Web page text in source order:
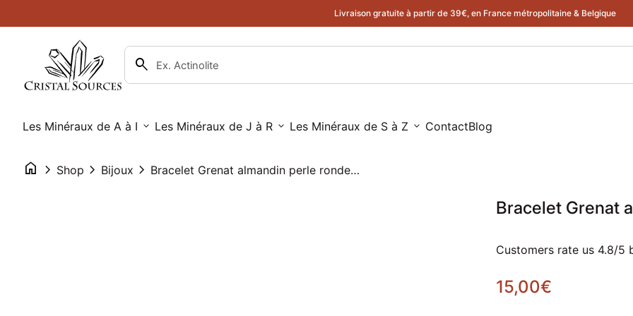
Bracelet Grenat almandin perle ronde 6mm
Prix normal
15,00€
Livraison gratuite à partir de 39€, en France métropolitaine & Belgique
Accueil
CompteVoir mon panier
shopping_cart
Accueil
Recherche"
search
Les Minéraux de A à I expand_more Les Minéraux de J à R expand_more Les Minéraux de S à Z expand_more ContactBlog
home chevron_right Shop chevron_right Bijoux chevron_right
Bracelet Grenat almandin perle ronde 6mm
Bracelet Grenat
Customers rate us 4.8/5
Prix normal
15,00€